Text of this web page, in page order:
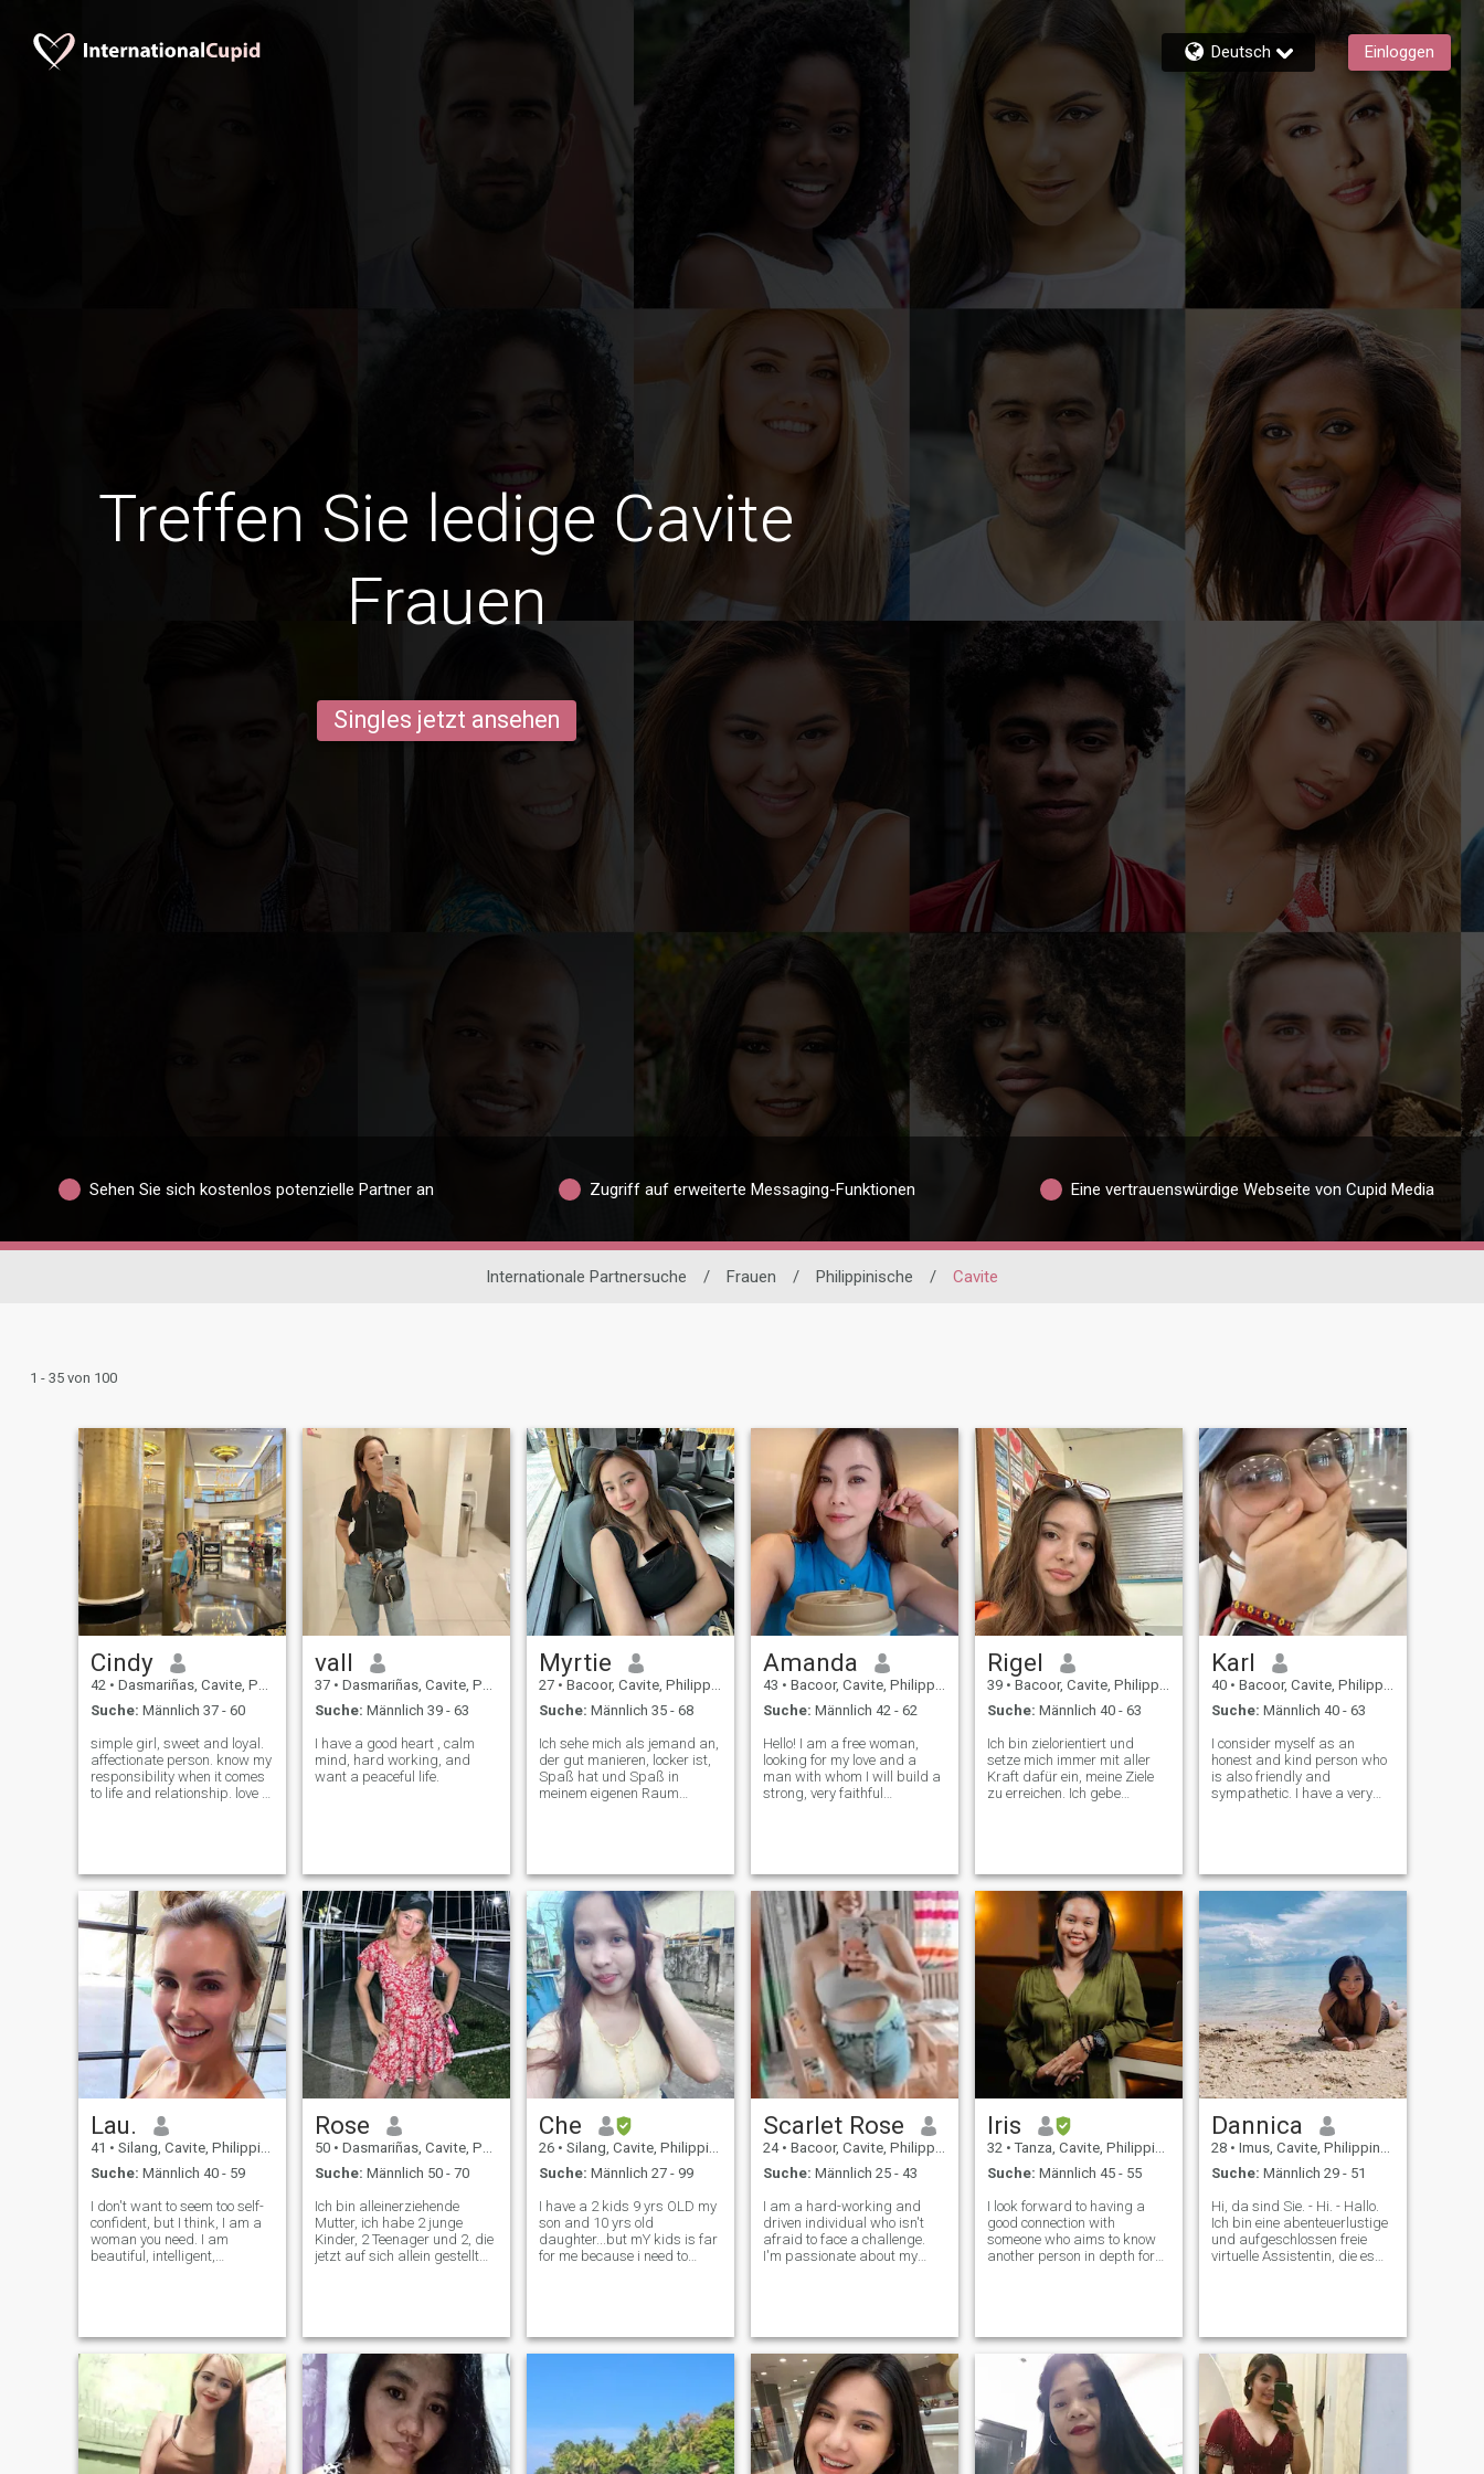
Deutsch Einloggen
Treffen Sie ledige Cavite
Frauen
Singles jetzt ansehen
Sehen Sie sich kostenlos potenzielle Partner an Zugriff auf erweiterte Messaging-Funktionen Eine vertrauenswürdige Webseite von Cupid Media
Internationale Partnersuche / Frauen / Philippinische / Cavite
1 - 35 von 100
Cindy
42 • Dasmariñas, Cavite, Philippinen
Suche: Männlich 37 - 60
simple girl, sweet and loyal.
affectionate person. know my
responsibility when it comes
to life and relationship. love to
watching movies at
vall
37 • Dasmariñas, Cavite, Philippinen
Suche: Männlich 39 - 63
I have a good heart , calm
mind, hard working, and
want a peaceful life.
Myrtie
27 • Bacoor, Cavite, Philippinen
Suche: Männlich 35 - 68
Ich sehe mich als jemand an,
der gut manieren, locker ist,
Spaß hat und Spaß in
meinem eigenen Raum
ehrlich, dass alles
aufgebaut ist, indem man
Ihre Absicht weiß und offener
ist.
Amanda
43 • Bacoor, Cavite, Philippinen
Suche: Männlich 42 - 62
Hello! I am a free woman,
looking for my love and a
man with whom I will build a
strong, very faithful
people easily, accepting
Rigel
39 • Bacoor, Cavite, Philippinen
Suche: Männlich 40 - 63
Ich bin zielorientiert und
setze mich immer mit aller
Kraft dafür ein, meine Ziele
zu erreichen. Ich gebe
für Alter und Aussehen, für
mich ist das Wichtigste, wie
ich mich neben einem Mann
fühle und wie er sich fühlt. Ich
denke, das Schönste, was
du je erleben kannst, ist
jemanden zu finden, der dein
alles will, auch wenn dein
alles ein Chaos ist. Ich bin
bereit, für meinen Mann zu
gehen und mit ihm zu reisen.
Karl
40 • Bacoor, Cavite, Philippinen
Suche: Männlich 40 - 63
I consider myself as an
honest and kind person who
is also friendly and
sympathetic. I have a very
lady who appreciates calm
moments with a beloved p
Lau.
41 • Silang, Cavite, Philippinen
Suche: Männlich 40 - 59
I don't want to seem too self-
confident, but I think, I am a
woman you need. I am
beautiful, intelligent,
heart. I am looking for a man,
husband, futur
Rose
50 • Dasmariñas, Cavite, Philippinen
Suche: Männlich 50 - 70
Ich bin alleinerziehende
Mutter, ich habe 2 junge
Kinder, 2 Teenager und 2, die
jetzt auf sich allein gestellt
Höhen und Tiefen, aber das
Leben geht weiter. Ich war
noch nie verheiratet. Ich habe
nur Beziehungen, die
gescheitert sind. Die erste
Beziehung, wir lebten
zusammen, wir haben einen
Sohn, den mein ältester war,
Che
26 • Silang, Cavite, Philippinen
Suche: Männlich 27 - 99
I have a 2 kids 9 yrs OLD my
son and 10 yrs old
daughter...but mY kids is far
for me because i need to
if what god's giving i love my
kids very much and i n
Scarlet Rose
24 • Bacoor, Cavite, Philippinen
Suche: Männlich 25 - 43
I am a hard-working and
driven individual who isn't
afraid to face a challenge.
I'm passionate about my
believe in misleading other
people and t
Iris
32 • Tanza, Cavite, Philippinen
Suche: Männlich 45 - 55
I look forward to having a
good connection with
someone who aims to know
another person in depth for
you smirked on this part,
please move
Dannica
28 • Imus, Cavite, Philippinen
Suche: Männlich 29 - 51
Hi, da sind Sie. - Hi. - Hallo.
Ich bin eine abenteuerlustige
und aufgeschlossen freie
virtuelle Assistentin, die es
meinen Hunden. Wenn Sie
nach jemandem suchen, der
Authentizität schätzt, neue
Erfahrungen genießt und die
kleinen Dinge im Leben zu
schätzen weiß, verbinden wir
uns und sehen, wohin unsere
Reise uns führt!